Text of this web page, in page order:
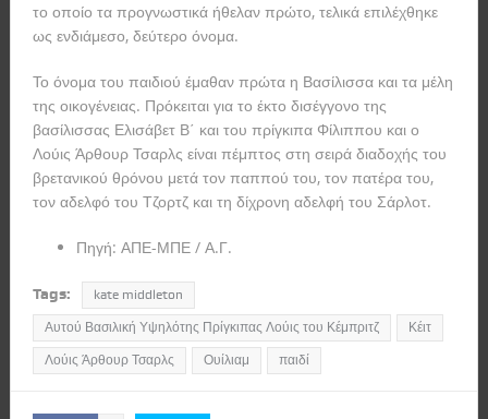
το οποίο τα προγνωστικά ήθελαν πρώτο, τελικά επιλέχθηκε
ως ενδιάμεσο, δεύτερο όνομα.
Το όνομα του παιδιού έμαθαν πρώτα η Βασίλισσα και τα μέλη
της οικογένειας. Πρόκειται για το έκτο δισέγγονο της
βασίλισσας Ελισάβετ Β΄ και του πρίγκιπα Φίλιππου και ο
Λούις Άρθουρ Τσαρλς είναι πέμπτος στη σειρά διαδοχής του
βρετανικού θρόνου μετά τον παππού του, τον πατέρα του,
τον αδελφό του Τζορτζ και τη δίχρονη αδελφή του Σάρλοτ.
Πηγή: ΑΠΕ-ΜΠΕ / Α.Γ.
Tags: kate middleton
Αυτού Βασιλική Υψηλότης Πρίγκιπας Λούις του Κέμπριτζ Κέιτ
Λούις Άρθουρ Τσαρλς Ουίλιαμ παιδί